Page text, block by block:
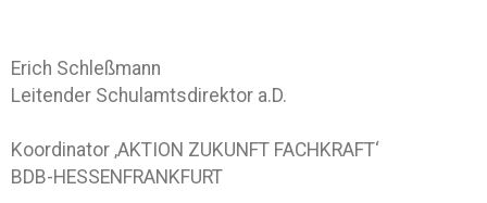
Erich Schleßmann
Leitender Schulamtsdirektor a.D.
Koordinator ‚AKTION ZUKUNFT FACHKRAFT‘
BDB-HESSENFRANKFURT